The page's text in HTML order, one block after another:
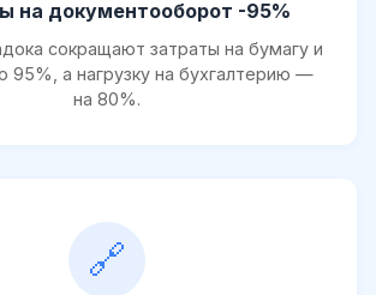
на документооборот -95%
сокращают затраты на бумагу и
95%, а нагрузку на бухгалтерию —
на 80%.
🔗